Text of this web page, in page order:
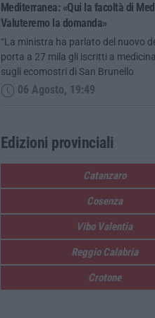
Mediterranea: «Qui la facoltà di
Valuteremo la domanda»
“La ministra ha parlato del nuovo
porta a 27 mila gli iscritti a
sugli ecomostri di San Brunello
06 Agosto, 19:49
Edizioni provinciali
Catanzaro
Cosenza
Vibo Valentia
Reggio Calabria
Crotone